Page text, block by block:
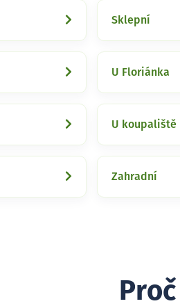
Sklepní
U Floriánka
U koupaliště
Zahradní